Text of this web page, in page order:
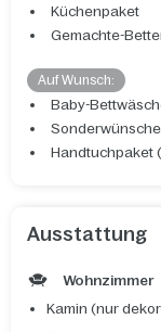
Küchenpaket
Gemachte-
Auf Wunsch:
Baby-
Handtuchpaket
Ausstattung
Wohnzimmer
Kamin (nur